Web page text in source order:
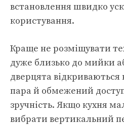
встановлення швидко
користування.
Краще не розміщувати
дуже близько до мийки
дверцята відкриваються
пара й обмежений
зручність. Якщо кухня
вибрати вертикальний